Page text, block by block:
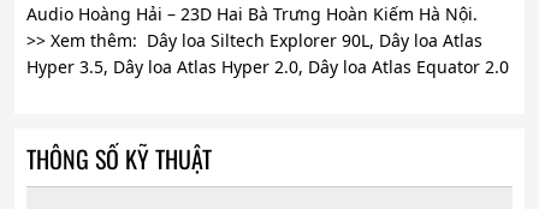
Audio Hoàng Hải – 23D Hai Bà Trưng Hoàn Kiếm Hà Nội.
>> Xem thêm: Dây loa Siltech Explorer 90L, Dây loa Atlas
Hyper 3.5, Dây loa Atlas Hyper 2.0, Dây loa Atlas Equator 2.0
THÔNG SỐ KỸ THUẬT